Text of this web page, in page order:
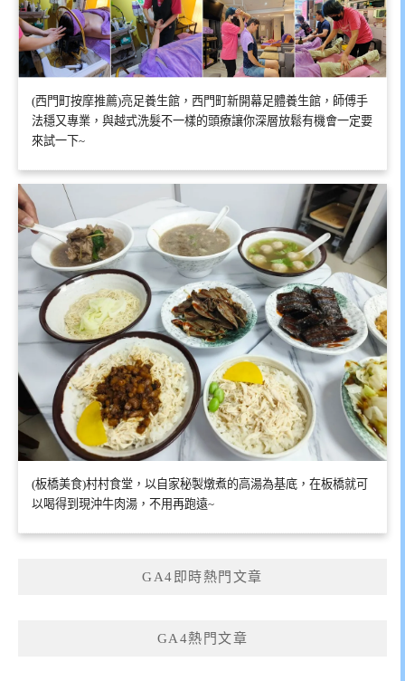
(西門町按摩推薦)亮足養生館，西門町新開幕足體養生館，師傅手
法穩又專業，與越式洗髮不一樣的頭療讓你深層放鬆有機會一定要
來試一下~
(板橋美食)村村食堂，以自家秘製燉煮的高湯為基底，在板橋就可
以喝得到現沖牛肉湯，不用再跑遠~
GA4即時熱門文章
GA4熱門文章